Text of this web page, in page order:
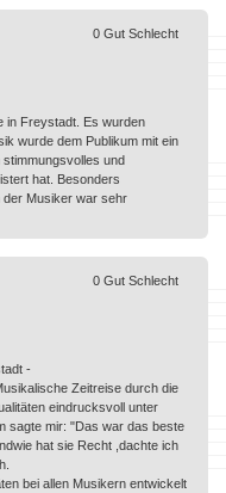
in Freystadt. Es wurden
wurde dem Publikum mit ein
und
hat. Besonders
der Musiker war sehr
0 Gut Schlecht
-
Zeitreise durch die
eindrucksvoll unter
sagte mir: "Das war das beste
hat sie Recht ,dachte ich
bei allen Musikern entwickelt
0 Gut Schlecht